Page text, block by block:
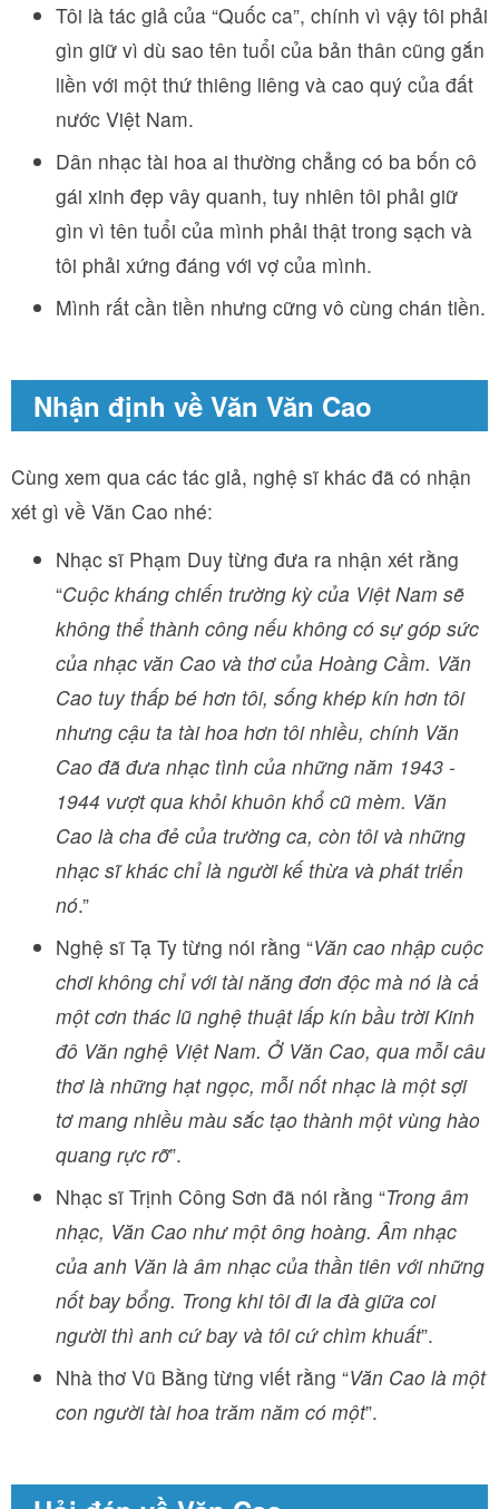
Tôi là tác giả của “Quốc ca”, chính vì vậy tôi phải
gìn giữ vì dù sao tên tuổi của bản thân cũng gắn
liền với một thứ thiêng liêng và cao quý của đất
nước Việt Nam.
Dân nhạc tài hoa ai thường chẳng có ba bốn cô
gái xinh đẹp vây quanh, tuy nhiên tôi phải giữ
gìn vì tên tuổi của mình phải thật trong sạch và
tôi phải xứng đáng với vợ của mình.
Mình rất cần tiền nhưng cững vô cùng chán tiền.
Nhận định về Văn Văn Cao
Cùng xem qua các tác giả, nghệ sĩ khác đã có nhận
xét gì về Văn Cao nhé:
Nhạc sĩ Phạm Duy từng đưa ra nhận xét rằng
“Cuộc kháng chiến trường kỳ của Việt Nam sẽ
không thể thành công nếu không có sự góp sức
của nhạc văn Cao và thơ của Hoàng Cầm. Văn
Cao tuy thấp bé hơn tôi, sống khép kín hơn tôi
nhưng cậu ta tài hoa hơn tôi nhiều, chính Văn
Cao đã đưa nhạc tình của những năm 1943 -
1944 vượt qua khỏi khuôn khổ cũ mèm. Văn
Cao là cha đẻ của trường ca, còn tôi và những
nhạc sĩ khác chỉ là người kế thừa và phát triển
nó.”
Nghệ sĩ Tạ Ty từng nói rằng “Văn cao nhập cuộc
chơi không chỉ với tài năng đơn độc mà nó là cả
một cơn thác lũ nghệ thuật lấp kín bầu trời Kinh
đô Văn nghệ Việt Nam. Ở Văn Cao, qua mỗi câu
thơ là những hạt ngọc, mỗi nốt nhạc là một sợi
tơ mang nhiều màu sắc tạo thành một vùng hào
quang rực rỡ”.
Nhạc sĩ Trịnh Công Sơn đã nói rằng “Trong âm
nhạc, Văn Cao như một ông hoàng. Âm nhạc
của anh Văn là âm nhạc của thần tiên với những
nốt bay bổng. Trong khi tôi đi la đà giữa coi
người thì anh cứ bay và tôi cứ chìm khuất”.
Nhà thơ Vũ Bằng từng viết rằng “Văn Cao là một
con người tài hoa trăm năm có một”.